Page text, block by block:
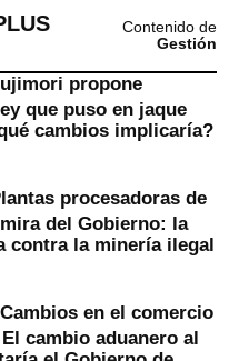
Contenido de
Gestión
propone
que puso en jaque
cambios implicaría?
procesadoras de
del Gobierno: la
contra la minería ilegal
en el comercio
cambio aduanero al